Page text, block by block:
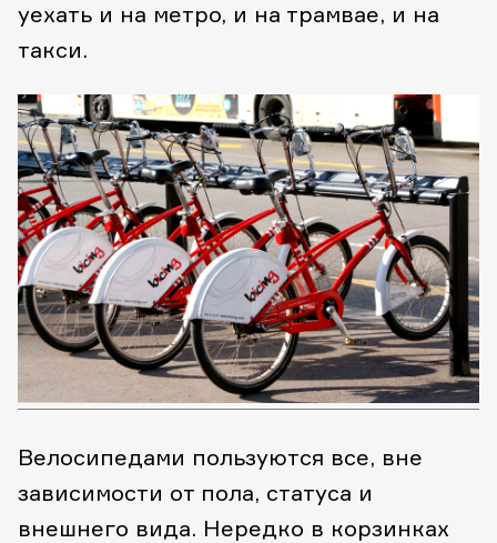
уехать и на метро, и на трамвае, и на
такси.
Велосипедами пользуются все, вне
зависимости от пола, статуса и
внешнего вида. Нередко в корзинках